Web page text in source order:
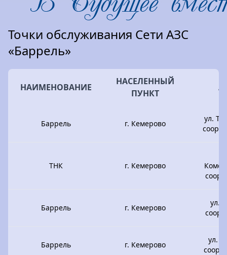
Точки обслуживания Сети АЗС
«Баррель»
НАИМЕНОВАНИЕ
НАСЕЛЕННЫЙ
ПУНКТ
Баррель г. Кемерово
ул.
ТНК г. Кемерово
Баррель г. Кемерово
ул.
Баррель г. Кемерово
ул.